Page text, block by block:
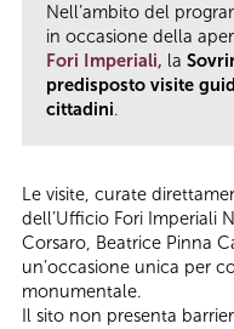
Nell’ambito del
in occasione della
Fori Imperiali, la
predisposto visite
cittadini.
Le visite, curate
dell’Ufficio Fori Imperiali
Corsaro, Beatrice Pinna
un’occasione unica per
monumentale.
Il sito non presenta